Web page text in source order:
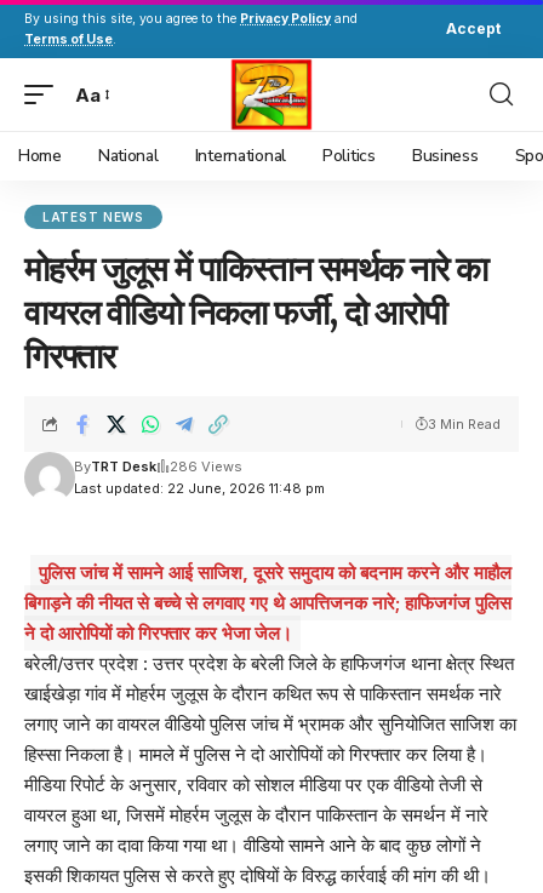
By using this site, you agree to the Privacy Policy and
Terms of Use.
Accept
Aa
Home National International Politics Business
LATEST NEWS
मोहर्रम जुलूस में पाकिस्तान समर्थक नारे का
वायरल वीडियो निकला फर्जी, दो आरोपी
गिरफ्तार
Last updated: 22 June, 2026 11:48 pm
ByTRT Desk 286 Views
3 Min Read
पुलिस जांच में सामने आई साजिश, दूसरे समुदाय को बदनाम करने और माहौल
बिगाड़ने की नीयत से बच्चे से लगवाए गए थे आपत्तिजनक नारे; हाफिजगंज पुलिस
ने दो आरोपियों को गिरफ्तार कर भेजा जेल।
बरेली/उत्तर प्रदेश : उत्तर प्रदेश के बरेली जिले के हाफिजगंज थाना क्षेत्र स्थित
खाईखेड़ा गांव में मोहर्रम जुलूस के दौरान कथित रूप से पाकिस्तान समर्थक नारे
लगाए जाने का वायरल वीडियो पुलिस जांच में भ्रामक और सुनियोजित साजिश का
हिस्सा निकला है। मामले में पुलिस ने दो आरोपियों को गिरफ्तार कर लिया है।
मीडिया रिपोर्ट के अनुसार, रविवार को सोशल मीडिया पर एक वीडियो तेजी से
वायरल हुआ था, जिसमें मोहर्रम जुलूस के दौरान पाकिस्तान के समर्थन में नारे
लगाए जाने का दावा किया गया था। वीडियो सामने आने के बाद कुछ लोगों ने
इसकी शिकायत पुलिस से करते हुए दोषियों के विरुद्ध कार्रवाई की मांग की थी।